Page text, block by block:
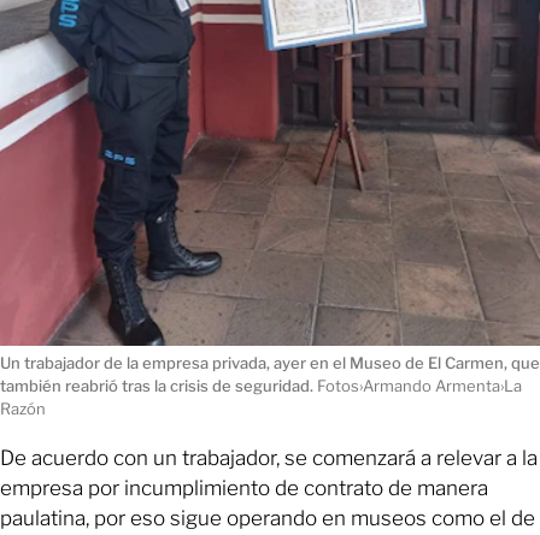
Un trabajador de la empresa privada, ayer en el Museo de El Carmen, que
también reabrió tras la crisis de seguridad. Fotos›Armando Armenta›La
Razón
De acuerdo con un trabajador, se comenzará a relevar a la
empresa por incumplimiento de contrato de manera
paulatina, por eso sigue operando en museos como el de